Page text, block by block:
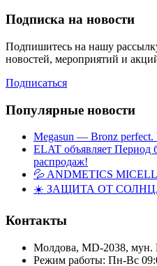
Подписка на новости
Подпишитесь на нашу
новостей, мероприятий и
Подписаться
Популярные новости
Megasun — Bronz perfect.
ELAT объявляет Период
распродаж!
💦 ANDMETICS
☀️ ЗАЩИТА ОТ
Контакты
Молдова, MD-2038, мун.
Режим работы: Пн-Вс